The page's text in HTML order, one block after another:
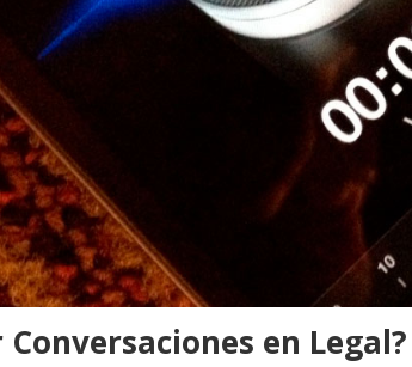
Conversaciones en Legal?